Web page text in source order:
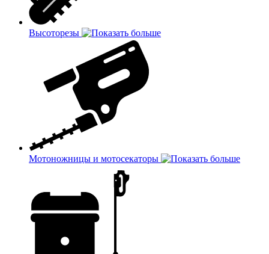
Высоторезы
Мотоножницы и мотосекаторы